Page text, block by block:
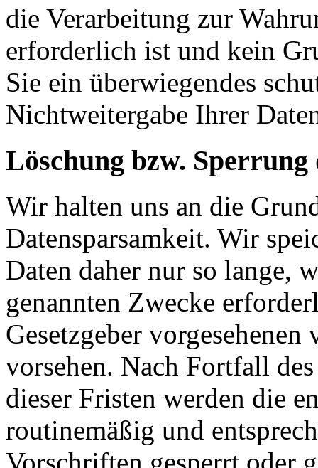
die Verarbeitung zur
erforderlich ist und kein
Sie ein überwiegendes
Nichtweitergabe Ihrer
Löschung bzw. Sperrung
Wir halten uns an die
Datensparsamkeit. Wir
Daten daher nur so lange,
genannten Zwecke
Gesetzgeber
vorsehen. Nach Fortfall
dieser Fristen werden die
routinemäßig und